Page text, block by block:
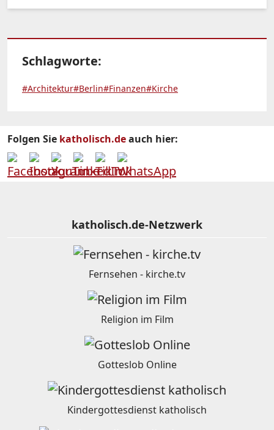
Schlagworte:
#Architektur#Berlin#Finanzen#Kirche
Folgen Sie katholisch.deauch hier:
katholisch.de-Netzwerk
Fernsehen - kirche.tv
Religion im Film
Gotteslob Online
Kindergottesdienst katholisch